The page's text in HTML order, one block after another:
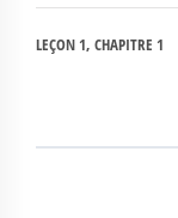
LEÇON 1, CHAPITRE 1